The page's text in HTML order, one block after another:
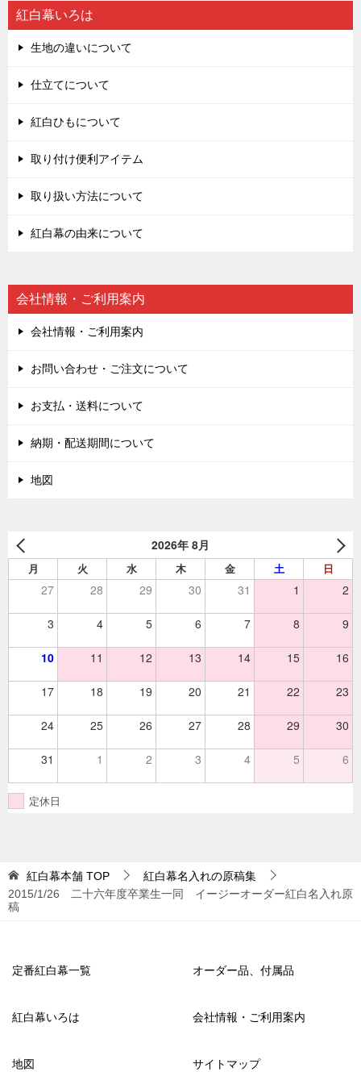
紅白幕いろは
生地の違いについて
仕立てについて
紅白ひもについて
取り付け便利アイテム
取り扱い方法について
紅白幕の由来について
会社情報・ご利用案内
会社情報・ご利用案内
お問い合わせ・ご注文について
お支払・送料について
納期・配送期間について
地図
2026年 8月
月 火 水 木 金 土 日
27 28 29 30 31 1 2
3 4 5 6 7 8 9
10 11 12 13 14 15 16
17 18 19 20 21 22 23
24 25 26 27 28 29 30
31 1 2 3 4 5 6
定休日
紅白幕本舗 TOP
紅白幕名入れの原稿集
2015/1/26 二十六年度卒業生一同 イージーオーダー紅白名入れ原
稿
定番紅白幕一覧 オーダー品、付属品
紅白幕いろは 会社情報・ご利用案内
地図 サイトマップ